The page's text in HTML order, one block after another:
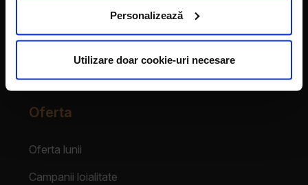
Personalizează
Utilizare doar cookie-uri necesare
Franciza LaDoiPași
Oferta
Oferta lunii
Campanii loialitate